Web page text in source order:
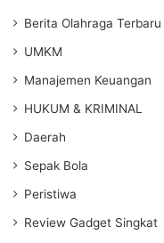
Berita Olahraga Terbaru
UMKM
Manajemen Keuangan
HUKUM & KRIMINAL
Daerah
Sepak Bola
Peristiwa
Review Gadget Singkat